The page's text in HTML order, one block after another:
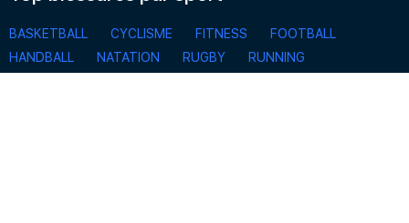
BASKETBALL CYCLISME FITNESS
FOOTBALL
HANDBALL
NATATION RUGBY
RUNNING